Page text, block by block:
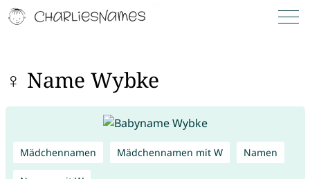
♀ Name Wybke
Mädchennamen Mädchennamen mit W Namen